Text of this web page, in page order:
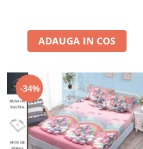
ADAUGA IN COS
-34%